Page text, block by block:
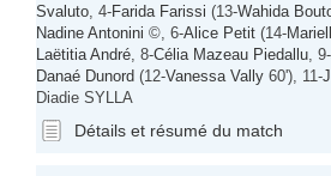
Svaluto , 4-Farida Farissi (13-Wahida
Nadine Antonini ©, 6-Alice Petit (14-
Laëtitia André , 8-Célia Mazeau Piedallu , 9-
Danaé Dunord (12-Vanessa Vally 60'), 11-
Diadie SYLLA
Détails et résumé du match